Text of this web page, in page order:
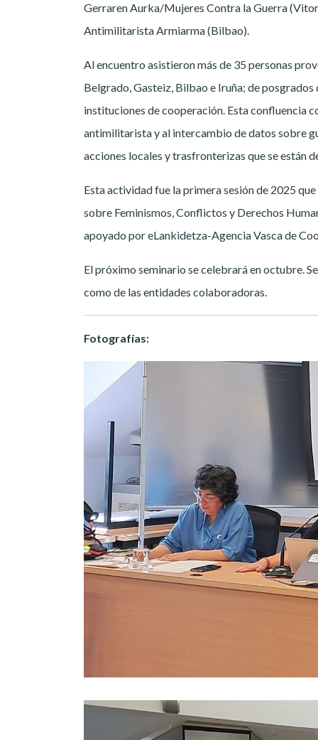
Gerraren Aurka/Mujeres Contra la Guerra
Antimilitarista Armiarma (Bilbao).
Al encuentro asistieron más de 35 personas
Belgrado, Gasteiz, Bilbao e Iruña; de
instituciones de cooperación. Esta confluencia
antimilitarista y al intercambio de datos sobre
acciones locales y trasfronterizas que se están
Esta actividad fue la primera sesión de 2025
sobre Feminismos, Conflictos y Derechos
apoyado por eLankidetza-Agencia Vasca de
El próximo seminario se celebrará en octubre.
como de las entidades colaboradoras.
Fotografías: